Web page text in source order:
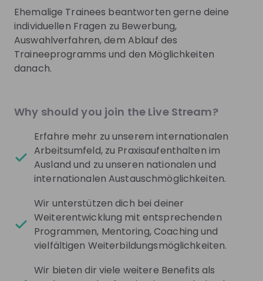
Auch als Arbeitgeber sind wir einer besonderen
Verantwortung verpflichtet: Unsere Beschäftigten
stehen an erster Stelle. Denn unser Erfolg basiert
auf ihrem Wissen, ihrem Können und ihrem Einsatz.
Und damit meinen wir nicht nur Mitarbeitende mit
Data Scientists, Fachleute mit Ingenieur- oder IT-
Hintergrund und viele weitere Fachkräfte sind
ebenfalls Teil unseres Teams. Allen Beschäftigten
der Bundesbank sind Offenheit und Vertrauen
sicher. Nur so schaffen wir eine Gemeinschaft mit
einem gemeinsamen Ziel: nachhaltig und verbindlich
zu handeln.
Ehemalige Trainees beantworten gerne deine
individuellen Fragen zu Bewerbung,
Auswahlverfahren, dem Ablauf des
Traineeprogramms und den Möglichkeiten
danach.
Why should you join the Live Stream?
Erfahre mehr zu unserem internationalen
Arbeitsumfeld, zu Praxisaufenthalten im
Ausland und zu unseren nationalen und
internationalen Austauschmöglichkeiten.
Wir unterstützen dich bei deiner
Weiterentwicklung mit entsprechenden
Programmen, Mentoring, Coaching und
vielfältigen Weiterbildungsmöglichkeiten.
Wir bieten dir viele weitere Benefits als